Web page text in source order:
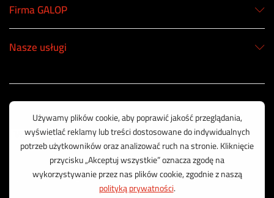
Firma GALOP
Nasze usługi
© 2003 - 2025 GALOP - Wyposażenie Rolnictwa | Wykonanie:
Korzystamy z bezpiecznych płatności